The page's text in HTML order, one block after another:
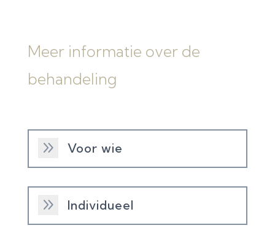
Meer informatie over de
behandeling
9 Voor wie
9 Individueel